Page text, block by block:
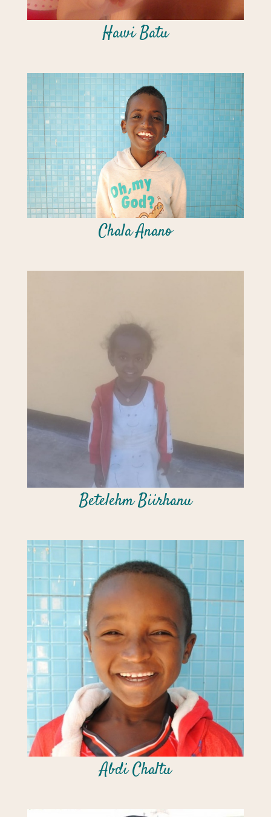
Hawi Batu
Chala Anano
Betelehm Biirhanu
Abdi Chaltu